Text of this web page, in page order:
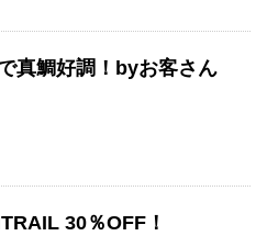
真鯛好調！byお客さん
30％OFF！